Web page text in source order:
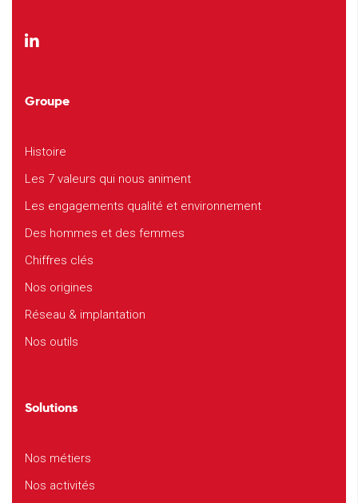
Groupe
Histoire
Les 7 valeurs qui nous animent
Les engagements qualité et environnement
Des hommes et des femmes
Chiffres clés
Nos origines
Réseau & implantation
Nos outils
Solutions
Nos métiers
Nos activités